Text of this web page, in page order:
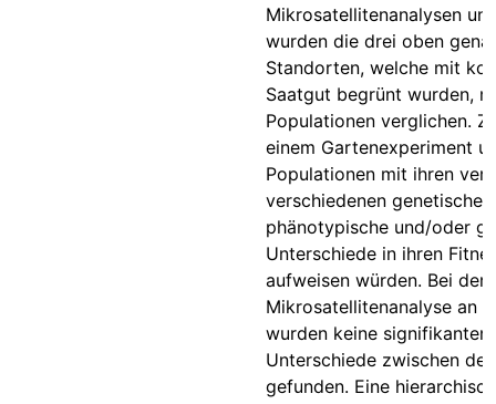
Mikrosatellitenanalysen
wurden die drei oben
Standorten, welche mit
Saatgut begrünt wurden,
Populationen verglichen.
einem Gartenexperiment
Populationen mit ihren
verschiedenen
phänotypische und/oder
Unterschiede in ihren
aufweisen würden. Bei der
Mikrosatellitenanalyse an
wurden keine signifikanten
Unterschiede zwischen
gefunden. Eine